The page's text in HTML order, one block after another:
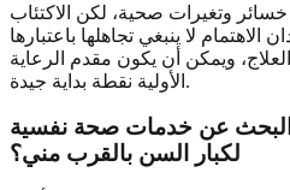
وتغيرات صحية، لكن الاكتئاب
الاهتمام لا ينبغي تجاهلها باعتبارها
ويمكن أن يكون مقدم الرعاية
الأولية نقطة بداية جيدة.
البحث عن خدمات صحة نفسية
لكبار السن بالقرب مني؟